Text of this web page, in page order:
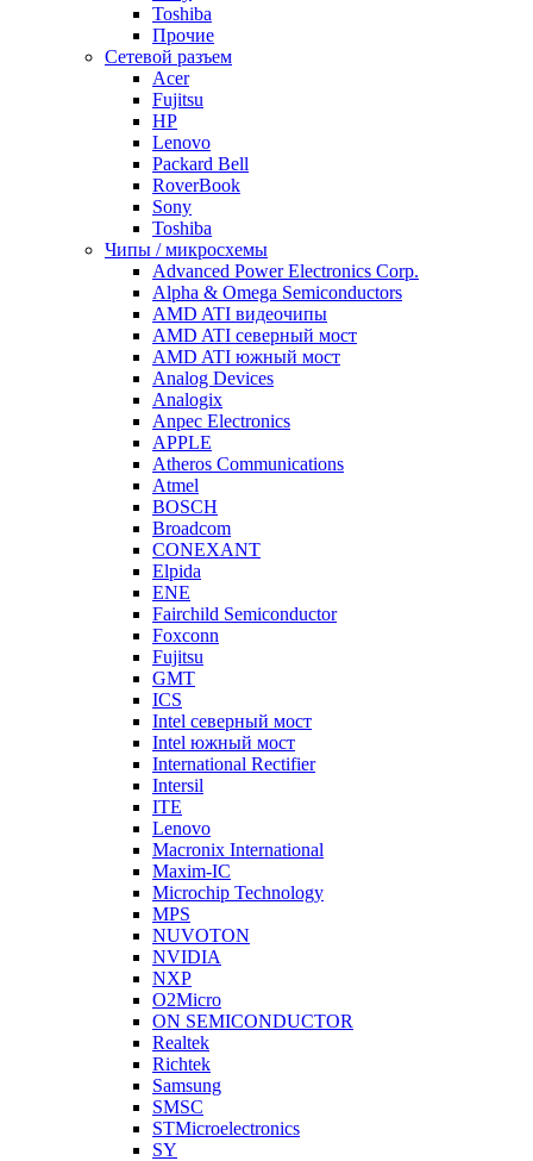
Toshiba
Прочие
Сетевой разъем
Acer
Fujitsu
HP
Lenovo
Packard Bell
RoverBook
Sony
Toshiba
Чипы / микросхемы
Advanced Power Electronics Corp.
Alpha & Omega Semiconductors
AMD ATI видеочипы
AMD ATI северный мост
AMD ATI южный мост
Analog Devices
Analogix
Anpec Electronics
APPLE
Atheros Communications
Atmel
BOSCH
Broadcom
CONEXANT
Elpida
ENE
Fairchild Semiconductor
Foxconn
Fujitsu
GMT
ICS
Intel северный мост
Intel южный мост
International Rectifier
Intersil
ITE
Lenovo
Macronix International
Maxim-IC
Microchip Technology
MPS
NUVOTON
NVIDIA
NXP
O2Micro
ON SEMICONDUCTOR
Realtek
Richtek
Samsung
SMSC
STMicroelectronics
SY